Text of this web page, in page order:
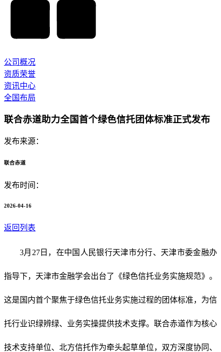
公司概况
资质荣誉
资讯中心
全国布局
联合赤道助力全国首个绿色信托团体标准正式发布
发布来源：
联合赤道
发布时间：
2026-04-16
返回列表
3月27日，在中国人民银行天津市分行、天津市委金融办
指导下，天津市金融学会出台了《绿色信托业务实施规范》。
这是国内首个聚焦于绿色信托业务实施过程的团体标准，为信
托行业识绿辨绿、业务实操提供技术支撑。联合赤道作为核心
技术支持单位、北方信托作为牵头起草单位，双方深度协同、